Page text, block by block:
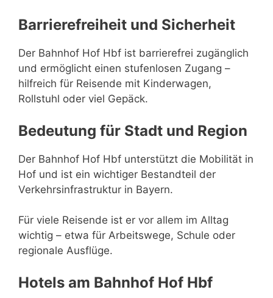
Barrierefreiheit und Sicherheit
Der Bahnhof Hof Hbf ist barrierefrei zugänglich
und ermöglicht einen stufenlosen Zugang –
hilfreich für Reisende mit Kinderwagen,
Rollstuhl oder viel Gepäck.
Bedeutung für Stadt und Region
Der Bahnhof Hof Hbf unterstützt die Mobilität in
Hof und ist ein wichtiger Bestandteil der
Verkehrsinfrastruktur in Bayern.
Für viele Reisende ist er vor allem im Alltag
wichtig – etwa für Arbeitswege, Schule oder
regionale Ausflüge.
Hotels am Bahnhof Hof Hbf